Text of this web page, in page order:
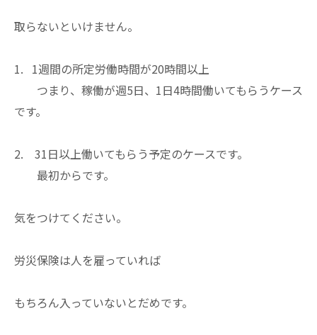
取らないといけません。
1. 1週間の所定労働時間が20時間以上
つまり、稼働が週5日、1日4時間働いてもらうケース
です。
2. 31日以上働いてもらう予定のケースです。
最初からです。
気をつけてください。
労災保険は人を雇っていれば
もちろん入っていないとだめです。